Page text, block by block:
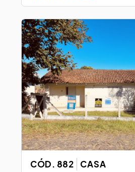
CÓD. 882 CASA